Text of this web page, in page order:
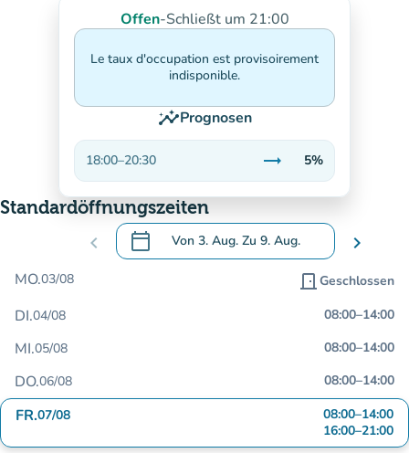
Offen-Schließt um 21:00
Le taux d'occupation est provisoirement
indisponible.
insightsPrognosen
18:00–20:30 trending_flat
Stabil
5%
Standardöffnungszeiten
chevron_left calendar_today Von 3. Aug. Zu 9. Aug.
.Öffnen Sie den Kalender, um Daten zu
chevron_right
MO.03/08 door_front Geschlossen
DI.04/08 08:00–14:00
MI.05/08 08:00–14:00
DO.06/08 08:00–14:00
FR.07/08 08:00–14:00
16:00–21:00